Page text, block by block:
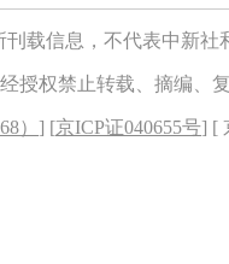
刊载信息，不代表中新
授权禁止转载、摘编、
） ] [京ICP证040655号] [